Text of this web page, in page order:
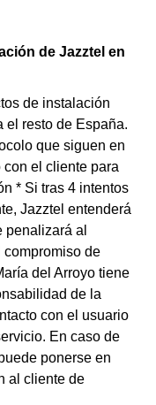
de Jazztel en
de instalación
el resto de España.
que siguen en
el cliente para
* Si tras 4 intentos
Jazztel entenderá
al
de
del Arroyo tiene
de la
con el usuario
En caso de
ponerse en
al cliente de